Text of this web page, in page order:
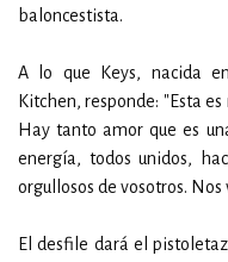
baloncestista.
A lo que Keys, nacida
Kitchen, responde: "Esta
Hay tanto amor que es
energía, todos unidos,
orgullosos de vosotros. Nos
El desfile dará el